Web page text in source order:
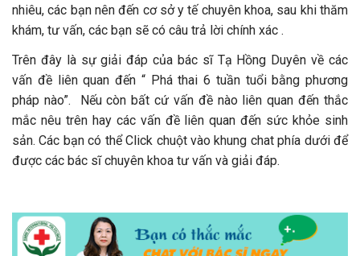
nhiêu, các bạn nên đến cơ sở y tế chuyên khoa, sau khi thăm
khám, tư vấn, các bạn sẽ có câu trả lời chính xác .
Trên đây là sự giải đáp của bác sĩ Tạ Hồng Duyên về các
vấn đề liên quan đến “ Phá thai 6 tuần tuổi bằng phương
pháp nào”. Nếu còn bất cứ vấn đề nào liên quan đến thắc
mắc nêu trên hay các vấn đề liên quan đến sức khỏe sinh
sản. Các bạn có thể Click chuột vào khung chat phía dưới để
được các bác sĩ chuyên khoa tư vấn và giải đáp.